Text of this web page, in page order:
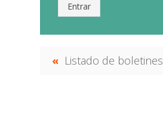
Entrar
Listado de boletines